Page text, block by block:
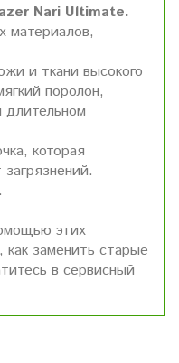
Nari Ultimate.
материалов,
и ткани высокого
поролон,
которая
этих
заменить старые
в сервисный